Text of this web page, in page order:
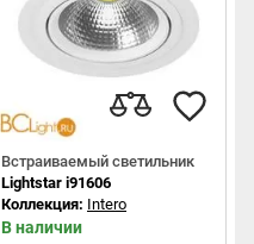
Встраиваемый светильник
Lightstar i91606
Коллекция: Intero
В наличии